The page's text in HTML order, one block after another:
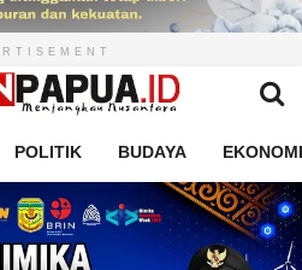
POLITIK BUDAYA EKONOMI